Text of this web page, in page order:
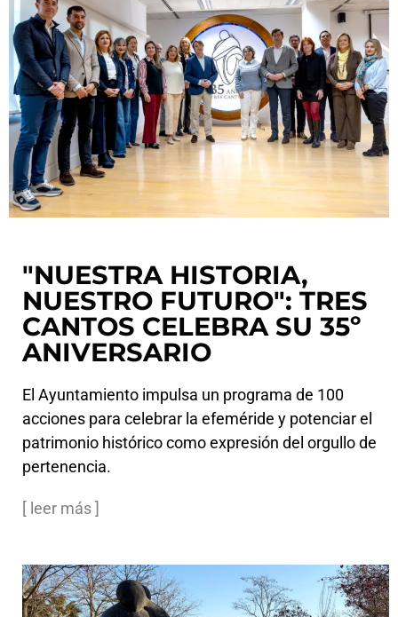
"NUESTRA HISTORIA,
NUESTRO FUTURO": TRES
CANTOS CELEBRA SU 35º
ANIVERSARIO
El Ayuntamiento impulsa un programa de 100
acciones para celebrar la efeméride y potenciar el
patrimonio histórico como expresión del orgullo de
pertenencia.
[ leer más ]